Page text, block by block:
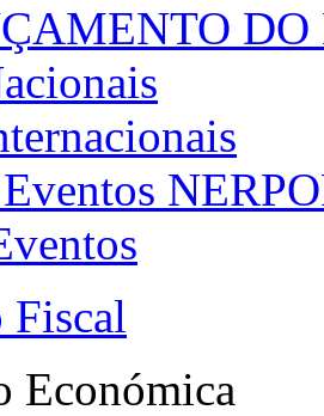
DO
Fiscal
Económica